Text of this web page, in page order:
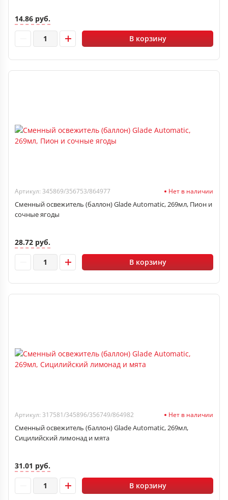
14.86 руб.
В корзину
Артикул: 345869/356753/864977 Нет в наличии
Сменный освежитель (баллон) Glade Automatic, 269мл, Пион и
сочные ягоды
28.72 руб.
В корзину
Артикул: 317581/345896/356749/864982 Нет в наличии
Сменный освежитель (баллон) Glade Automatic, 269мл,
Сицилийский лимонад и мята
31.01 руб.
В корзину